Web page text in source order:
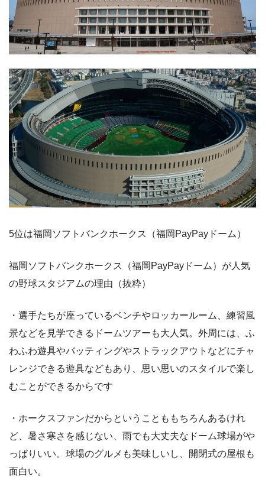
5位は福岡ソフトバンクホークス（福岡PayPayドーム）
福岡ソフトバンクホークス（福岡PayPayドーム）が人気
の野球スタジアムの理由（抜粋）
・選手たちが座っているベンチやロッカールーム、練習風
景などを見学できるドームツアーも大人気。外周には、ふ
わふわ遊具やバッティングやストラックアウトなどにチャ
レンジできる遊具などもあり、思い思いのスタイルで楽し
むことができるからです
・ホークスファンだからということももちろんあるけれ
ど、暑さ寒さを感じない、雨でも大丈夫なドーム球場がや
っぱりいい。球場のグルメも美味しいし、開閉式の屋根も
面白い。